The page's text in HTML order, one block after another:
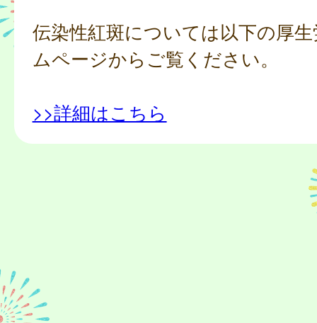
伝染性紅斑については以下の厚
ムページからご覧ください。
>>詳細はこちら